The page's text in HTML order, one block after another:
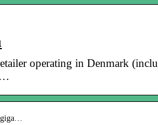
operating in Denmark
…